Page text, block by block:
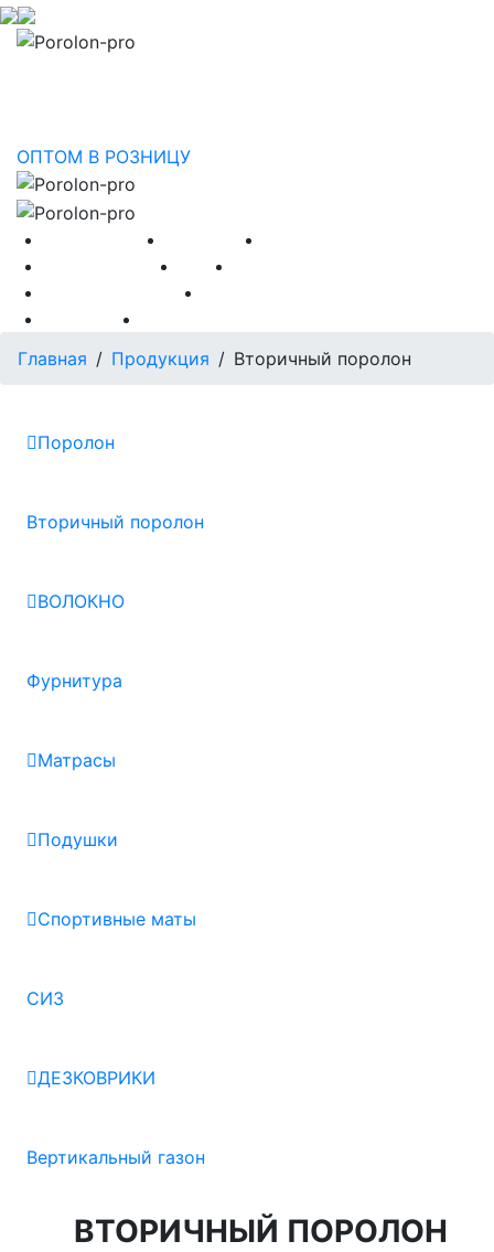
ОПТОМ В РОЗНИЦУ
О КОМПАНИИ
Продукция
СЕРТИФИКАТЫ
Прайс
Условия доставки
КЛИЕНТАМ
Главная / Продукция / Вторичный поролон
Поролон
Вторичный поролон
ВОЛОКНО
Фурнитура
Матрасы
Подушки
Спортивные маты
СИЗ
ДЕЗКОВРИКИ
Вертикальный газон
ВТОРИЧНЫЙ ПОРОЛОН